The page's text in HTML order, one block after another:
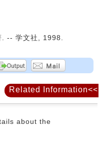
-- 学文社, 1998.
about the
Related Information<<